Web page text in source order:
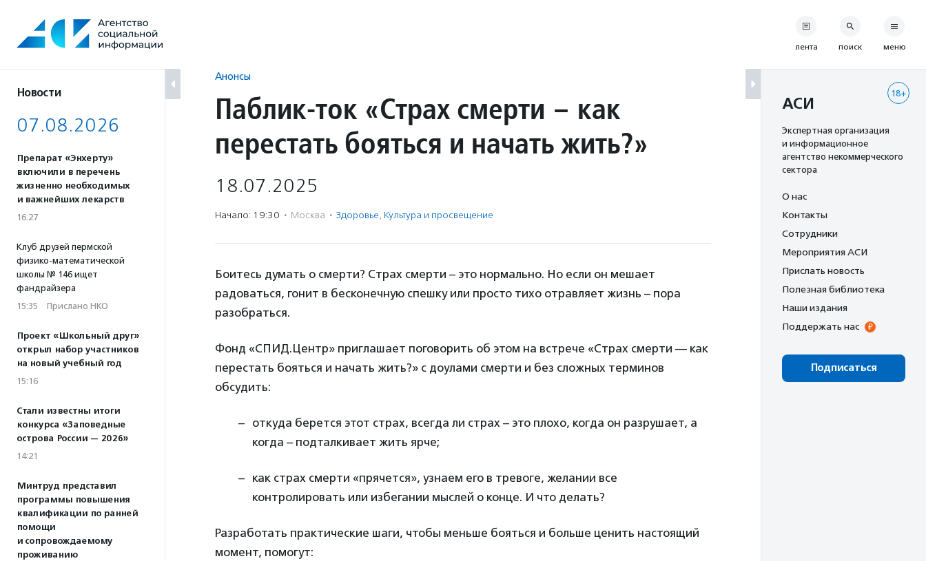
содержанию
Новости
07.08.2026
Препарат «Энхерту»
включили в перечень
жизненно необходимых
и важнейших лекарств
16:27
Клуб друзей пермской
физико-математической
школы № 146 ищет
фандрайзера
15:35 · Прислано НКО
Проект «Школьный друг»
открыл набор участников
на новый учебный год
15:16
Стали известны итоги
конкурса «Заповедные
острова России — 2026»
14:21
Минтруд представил
программы повышения
квалификации по ранней
помощи
и сопровождаемому
проживанию
Анонсы
Паблик-ток «Страх смерти – как
перестать бояться и начать жить?»
18.07.2025
Начало: 19:30 · Москва · Здоровье, Культура и просвещение
Боитесь думать о смерти? Страх смерти – это нормально. Но если он мешает
радоваться, гонит в бесконечную спешку или просто тихо отравляет жизнь – пора
разобраться.
Фонд «СПИД.Центр» приглашает поговорить об этом на встрече «Страх смерти — как
перестать бояться и начать жить?» с доулами смерти и без сложных терминов
обсудить:
откуда берется этот страх, всегда ли страх – это плохо, когда он разрушает, а
когда – подталкивает жить ярче;
как страх смерти «прячется», узнаем его в тревоге, желании все
контролировать или избегании мыслей о конце. И что делать?
Разработать практические шаги, чтобы меньше бояться и больше ценить настоящий
момент, помогут:
лента поиск меню
18+
АСИ
Экспертная организация
и информационное
агентство некоммерческого
сектора
О нас
Контакты
Сотрудники
Мероприятия АСИ
Прислать новость
Полезная библиотека
Наши издания
Поддержать нас
Подписаться